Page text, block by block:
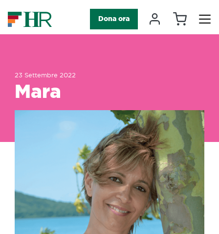
Navigazione principale
Dona ora Il mioCarrello
23 Settembre 2022
Mara